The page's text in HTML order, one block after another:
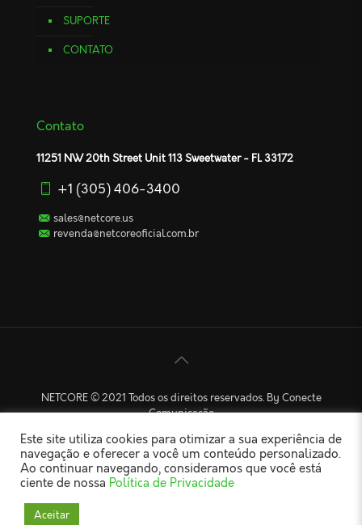
SUPORTE
CONTATO
Contato
11251 NW 20th Street Unit 113 Sweetwater - FL 33172
+1 (305) 406-3400
sales@netcore.us
revenda@netcoreoficial.com.br
NETCORE © 2021 Todos os direitos reservados. By Conecte
Comunicação
Este site utiliza cookies para otimizar a sua experiência de
navegação e oferecer a você um conteúdo personalizado.
Ao continuar navegando, consideramos que você está
ciente de nossa Política de Privacidade
Aceitar